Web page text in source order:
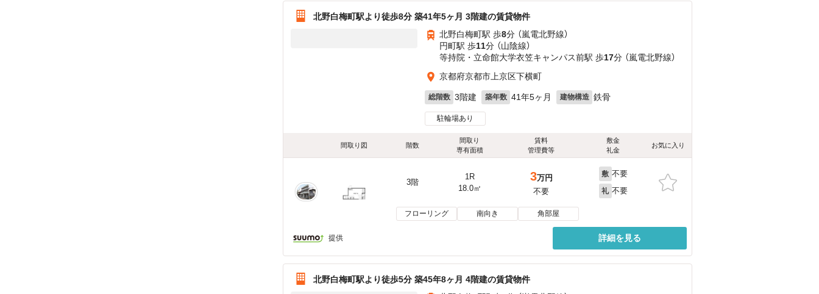
北野白梅町駅より徒歩8分 築41年5ヶ月 3階建の賃貸物件
北野白梅町駅 歩8分 （嵐電北野線）
円町駅 歩11分 （山陰線）
等持院・立命館大学衣笠キャンパス前駅 歩17分 （嵐電北野線）
京都府京都市上京区下横町
総階数 3階建 築年数 41年5ヶ月 建物構造 鉄骨
駐輪場あり
間取り図 階数
間取り
専有面積
賃料
管理費等
敷金
礼金
お気に入り
3階
1R
18.0㎡
3万円
不要
敷 不要
礼 不要
フローリング 南向き 角部屋
提供 詳細を見る
北野白梅町駅より徒歩5分 築45年8ヶ月 4階建の賃貸物件